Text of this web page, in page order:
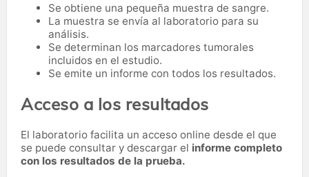
Se obtiene una pequeña muestra de sangre.
La muestra se envía al laboratorio para su
análisis.
Se determinan los marcadores tumorales
incluidos en el estudio.
Se emite un informe con todos los resultados.
Acceso a los resultados
El laboratorio facilita un acceso online desde el que
se puede consultar y descargar el informe completo
con los resultados de la prueba.